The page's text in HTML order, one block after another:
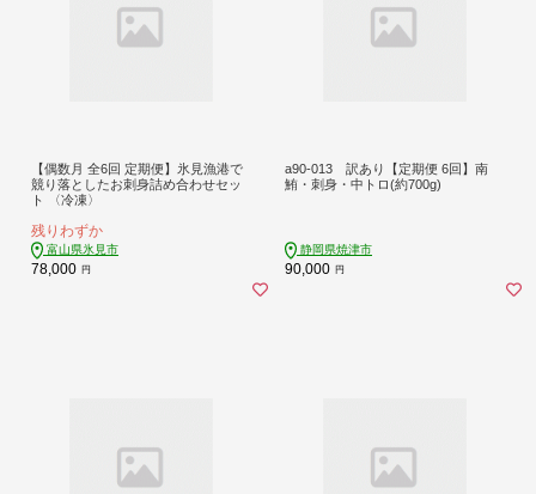
【偶数月 全6回 定期便】氷見漁港で
競り落としたお刺身詰め合わせセッ
ト 〈冷凍〉
残りわずか
富山県氷見市
78,000 円
a90-013 訳あり【定期便 6回】南
鮪・刺身・中トロ(約700g)
静岡県焼津市
90,000 円